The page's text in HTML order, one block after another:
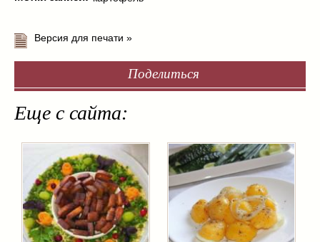
Версия для печати »
Поделиться
Еще с сайта: